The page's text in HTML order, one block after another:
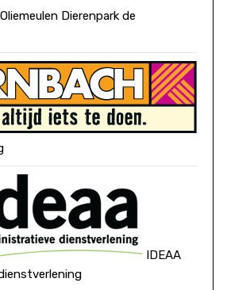
Dierenpark de
IDEAA